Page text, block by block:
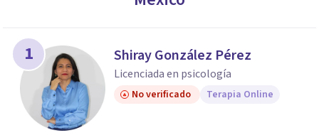
1 Shiray González Pérez
Licenciada en psicología
No verificado Terapia Online